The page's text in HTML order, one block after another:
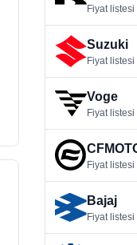
Fiyat listesi
Suzuki
Fiyat listesi
Voge
Fiyat listesi
Fiyat listesi
Bajaj
Fiyat listesi